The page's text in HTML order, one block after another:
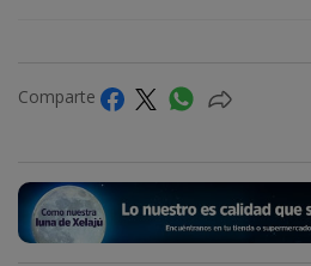
Comparte